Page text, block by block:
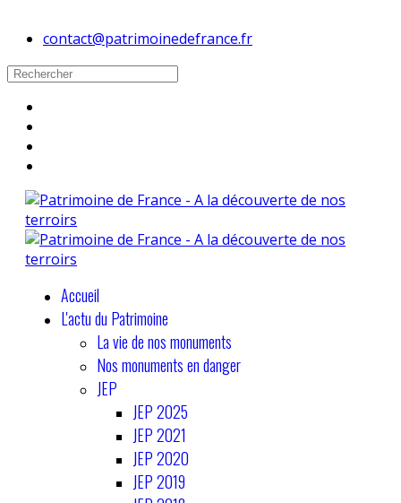
contact@patrimoinedefrance.fr
Accueil
L'actu du Patrimoine
La vie de nos monuments
Nos monuments en danger
JEP
JEP 2025
JEP 2021
JEP 2020
JEP 2019